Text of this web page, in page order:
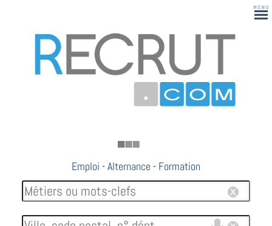
183
Emploi -Alternance - Formation